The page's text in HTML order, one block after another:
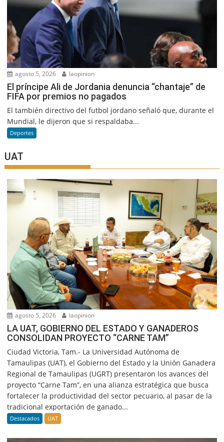
agosto 5, 2026 laopinion
El príncipe Ali de Jordania denuncia “chantaje” de
FIFA por premios no pagados
El también directivo del futbol jordano señaló que, durante el
Mundial, le dijeron que si respaldaba...
Deportes
UAT
agosto 5, 2026 laopinion
LA UAT, GOBIERNO DEL ESTADO Y GANADEROS
CONSOLIDAN PROYECTO “CARNE TAM”
Ciudad Victoria, Tam.- La Universidad Autónoma de
Tamaulipas (UAT), el Gobierno del Estado y la Unión Ganadera
Regional de Tamaulipas (UGRT) presentaron los avances del
proyecto “Carne Tam”, en una alianza estratégica que busca
fortalecer la productividad del sector pecuario, al pasar de la
tradicional exportación de ganado...
Destacados UAT